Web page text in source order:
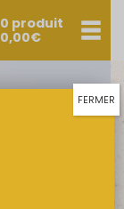
0 produit
0,00€
FERMER